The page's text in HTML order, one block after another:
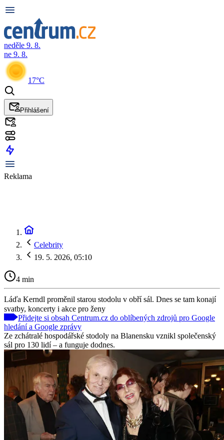
neděle 9. 8.
ne 9. 8.
17°C
Přihlášení
Reklama
Celebrity
19. 5. 2026, 05:10
4 min
Láďa Kerndl proměnil starou stodolu v obří sál. Dnes se tam konají
svatby, koncerty i akce pro ženy
Přidejte si obsah Centrum.cz do oblíbených zdrojů pro Google
hledání a Google zprávy
Ze zchátralé hospodářské stodoly na Blanensku vznikl společenský
sál pro 130 lidí – a funguje dodnes.